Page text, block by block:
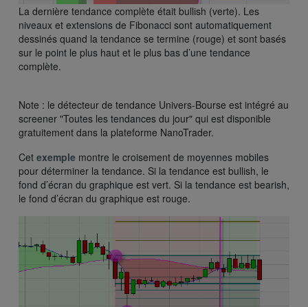
La dernière tendance complète était bullish (verte). Les
niveaux et extensions de Fibonacci sont automatiquement
dessinés quand la tendance se termine (rouge) et sont basés
sur le point le plus haut et le plus bas d’une tendance
complète.
Note : le détecteur de tendance Univers-Bourse est intégré au
screener "Toutes les tendances du jour" qui est disponible
gratuitement dans la plateforme NanoTrader.
Cet exemple montre le croisement de moyennes mobiles
pour déterminer la tendance. Si la tendance est bullish, le
fond d’écran du graphique est vert. Si la tendance est bearish,
le fond d’écran du graphique est rouge.